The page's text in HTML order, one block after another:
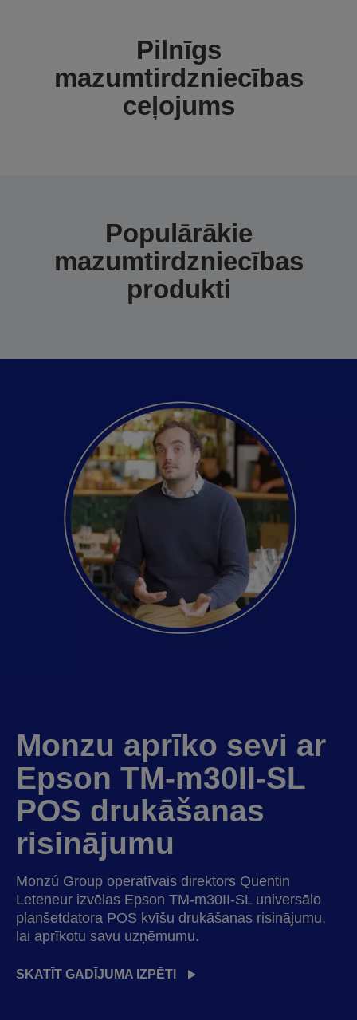
Pilnīgs
mazumtirdzniecības
ceļojums
Populārākie
mazumtirdzniecības
produkti
Monzu aprīko sevi ar
Epson TM-m30II-SL
POS drukāšanas
risinājumu
Monzú Group operatīvais direktors Quentin
Leteneur izvēlas Epson TM-m30II-SL universālo
planšetdatora POS kvīšu drukāšanas risinājumu,
lai aprīkotu savu uzņēmumu.
SKATĪT GADĪJUMA IZPĒTI